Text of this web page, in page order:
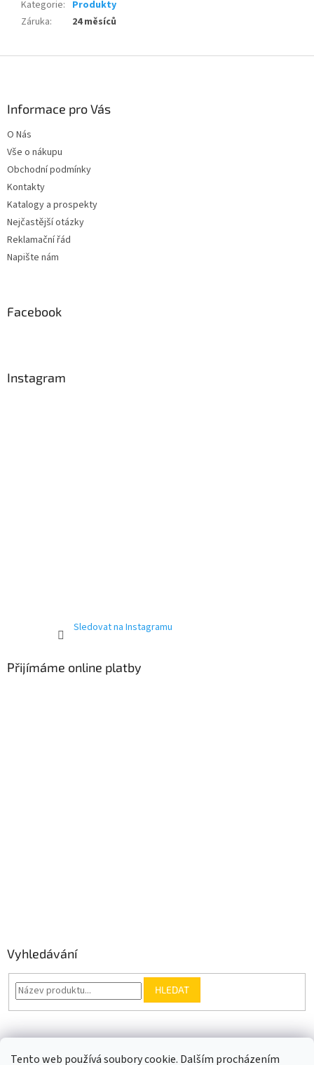
Tento web používá soubory cookie. Dalším procházením
Kategorie: Produkty
Záruka: 24 měsíců
Informace pro Vás
O Nás
Vše o nákupu
Obchodní podmínky
Kontakty
Katalogy a prospekty
Nejčastější otázky
Reklamační řád
Napište nám
Facebook
Instagram
Sledovat na Instagramu
Přijímáme online platby
Vyhledávání
HLEDAT